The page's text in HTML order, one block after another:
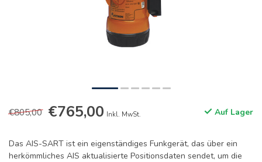
€805,00 €765,00 Inkl. MwSt. Auf Lager
Das AIS-SART ist ein eigenständiges Funkgerät, das über ein
herkömmliches AIS aktualisierte Positionsdaten sendet, um die